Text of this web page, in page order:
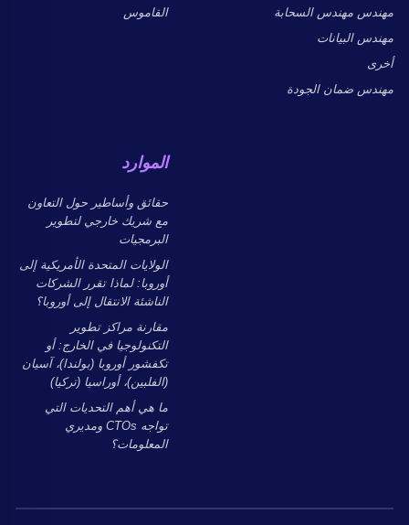
القاموس
مهندس مهندس السحابة
مهندس البيانات
أخرى
مهندس ضمان الجودة
الموارد
حقائق وأساطير حول التعاون
مع شريك خارجي لتطوير
البرمجيات
الولايات المتحدة الأمريكية إلى
أوروبا: لماذا تقرر الشركات
الناشئة الانتقال إلى أوروبا؟
مقارنة مراكز تطوير
التكنولوجيا في الخارج: أو
تكفشور أوروبا (بولندا)، آسيان
(الفلبين)، أوراسيا (تركيا)
ما هي أهم التحديات التي
تواجه CTOs ومديري
المعلومات؟